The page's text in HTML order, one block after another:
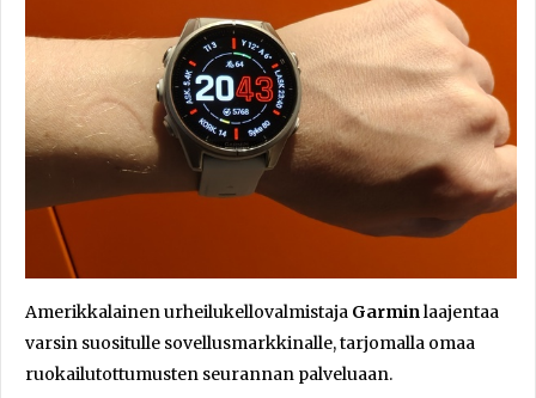
Amerikkalainen urheilukellovalmistaja Garminlaajentaa
varsin suositulle sovellusmarkkinalle, tarjomalla omaa
ruokailutottumusten seurannan palveluaan.